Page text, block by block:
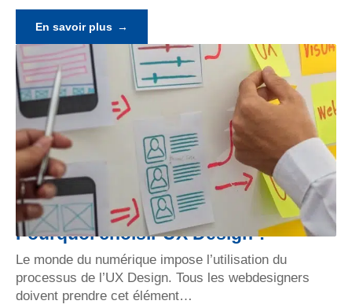
En savoir plus
Pourquoi choisir UX Design ?
Le monde du numérique impose l’utilisation du
processus de l’UX Design. Tous les webdesigners
doivent prendre cet élément…